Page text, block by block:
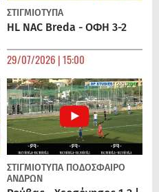
ΣΤΙΓΜΙΟΤΥΠΑ
HL NAC Breda - ΟΦΗ 3-2
29/07/2026 | 15:00
ΣΤΙΓΜΙΟΤΥΠΑ ΠΟΔΌΣΦΑΙΡΟ
ΑΝΔΡΏΝ